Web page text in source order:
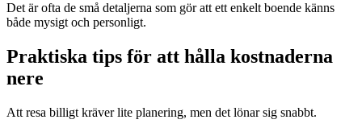
Det är ofta de små detaljerna som gör att ett enkelt boende känns
både mysigt och personligt.
Praktiska tips för att hålla kostnaderna
nere
Att resa billigt kräver lite planering, men det lönar sig snabbt.